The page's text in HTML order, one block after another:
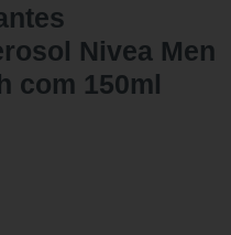
Nivea Men
com 150ml